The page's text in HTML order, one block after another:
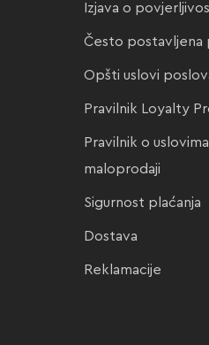
Izjava o
Često postavljena
Opšti uslovi
Pravilnik Loyalty
Pravilnik o
maloprodaji
Sigurnost plaćanja
Dostava
Reklamacije